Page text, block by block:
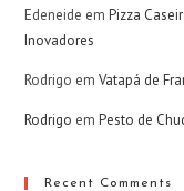
Edeneide emPizza
Inovadores
Rodrigo emVatapá de
Rodrigo emPesto de
Recent Comments